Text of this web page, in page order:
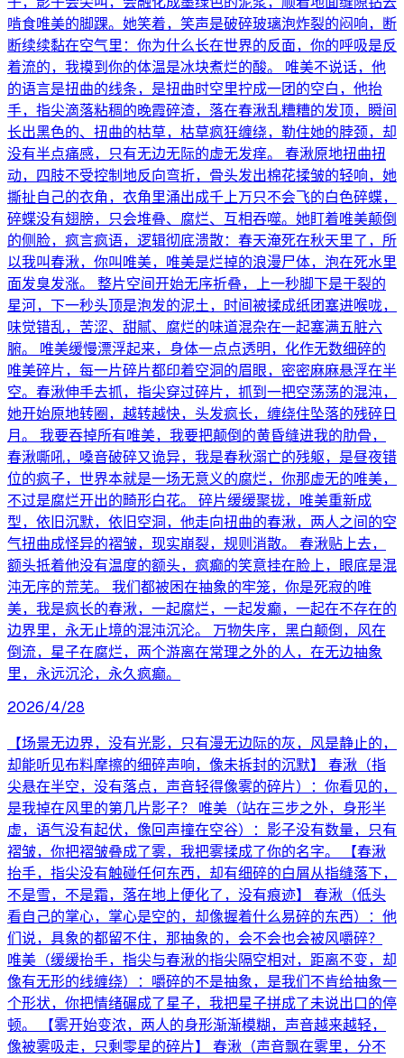
啃食唯美的脚踝。她笑着，笑声是破碎玻璃泡炸裂的闷响，断
断续续黏在空气里：你为什么长在世界的反面，你的呼吸是反
着流的，我摸到你的体温是冰块煮烂的酸。 唯美不说话，他
的语言是扭曲的线条，是扭曲时空里拧成一团的空白，他抬
手，指尖滴落粘稠的晚霞碎渣，落在春湫乱糟糟的发顶，瞬间
长出黑色的、扭曲的枯草，枯草疯狂缠绕，勒住她的脖颈，却
没有半点痛感，只有无边无际的虚无发痒。 春湫原地扭曲扭
动，四肢不受控制地反向弯折，骨头发出棉花揉皱的轻响，她
撕扯自己的衣角，衣角里涌出成千上万只不会飞的白色碎蝶，
碎蝶没有翅膀，只会堆叠、腐烂、互相吞噬。她盯着唯美颠倒
的侧脸，疯言疯语，逻辑彻底溃散：春天淹死在秋天里了，所
以我叫春湫，你叫唯美，唯美是烂掉的浪漫尸体，泡在死水里
面发臭发涨。 整片空间开始无序折叠，上一秒脚下是干裂的
星河，下一秒头顶是泡发的泥土，时间被揉成纸团塞进喉咙，
味觉错乱，苦涩、甜腻、腐烂的味道混杂在一起塞满五脏六
腑。 唯美缓慢漂浮起来，身体一点点透明，化作无数细碎的
唯美碎片，每一片碎片都印着空洞的眉眼，密密麻麻悬浮在半
空。春湫伸手去抓，指尖穿过碎片，抓到一把空荡荡的混沌，
她开始原地转圈，越转越快，头发疯长，缠绕住坠落的残碎日
月。 我要吞掉所有唯美，我要把颠倒的黄昏缝进我的肋骨，
春湫嘶吼，嗓音破碎又诡异，我是春秋溺亡的残躯，是昼夜错
位的疯子，世界本就是一场无意义的腐烂，你那虚无的唯美，
不过是腐烂开出的畸形白花。 碎片缓缓聚拢，唯美重新成
型，依旧沉默，依旧空洞，他走向扭曲的春湫，两人之间的空
气扭曲成怪异的褶皱，现实崩裂，规则消散。 春湫贴上去，
额头抵着他没有温度的额头，疯癫的笑意挂在脸上，眼底是混
沌无序的荒芜。 我们都被困在抽象的牢笼，你是死寂的唯
美，我是疯长的春湫，一起腐烂，一起发癫，一起在不存在的
边界里，永无止境的混沌沉沦。 万物失序，黑白颠倒，风在
倒流，星子在腐烂，两个游离在常理之外的人，在无边抽象
里，永远沉沦，永久疯癫。
2026/4/28
【场景无边界，没有光影，只有漫无边际的灰，风是静止的，
却能听见布料摩擦的细碎声响，像未拆封的沉默】 春湫（指
尖悬在半空，没有落点，声音轻得像雾的碎片）：你看见的，
是我掉在风里的第几片影子？ 唯美（站在三步之外，身形半
虚，语气没有起伏，像回声撞在空谷）：影子没有数量，只有
褶皱，你把褶皱叠成了雾，我把雾揉成了你的名字。 【春湫
抬手，指尖没有触碰任何东西，却有细碎的白屑从指缝落下，
不是雪，不是霜，落在地上便化了，没有痕迹】 春湫（低头
看自己的掌心，掌心是空的，却像握着什么易碎的东西）：他
们说，具象的都留不住，那抽象的，会不会也会被风嚼碎？
唯美（缓缓抬手，指尖与春湫的指尖隔空相对，距离不变，却
像有无形的线缠绕）：嚼碎的不是抽象，是我们不肯给抽象一
个形状，你把情绪碾成了星子，我把星子拼成了未说出口的停
顿。 【雾开始变浓，两人的身形渐渐模糊，声音越来越轻，
像被雾吸走，只剩零星的碎片】 春湫（声音飘在雾里，分不